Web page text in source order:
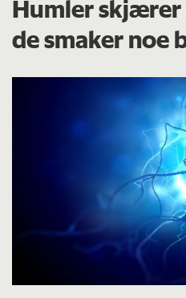
Humler skjærer
de smaker noe